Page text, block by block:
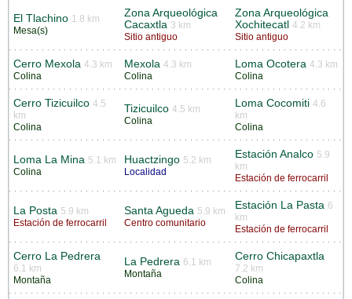
El Tlachino 1.8 km
Mesa(s)
Zona Arqueológica
Cacaxtla 3 km
Sitio antiguo
Zona Arqueológica
Xochitecatl 4.2 km
Sitio antiguo
Cerro Mexola 4.3 km
Colina
Mexola 4.3 km
Colina
Loma Ocotera 4.3 km
Colina
Cerro Tizicuilco 4.5
km
Colina
Tizicuilco 4.5 km
Colina
Loma Cocomiti 4.6
km
Colina
Loma La Mina 5.1 km
Colina
Huactzingo 5.2 km
Localidad
Estación Analco 5.9
km
Estación de ferrocarril
La Posta 5.9 km
Estación de ferrocarril
Santa Agueda 5.9 km
Centro comunitario
Estación La Pasta 6
km
Estación de ferrocarril
Cerro La Pedrera
6.1 km
Montaña
La Pedrera 6.1 km
Montaña
Cerro Chicapaxtla
7.2 km
Colina